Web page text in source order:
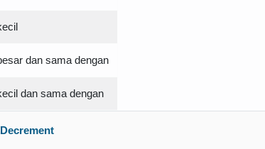
dan sama dengan
dan sama dengan